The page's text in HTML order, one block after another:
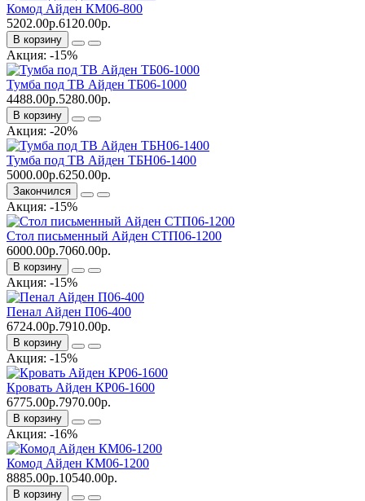
Комод Айден КМ06-800
5202.00р.6120.00р.
В корзину
Акция: -15%
Тумба под ТВ Айден ТБ06-1000
4488.00р.5280.00р.
В корзину
Акция: -20%
Тумба под ТВ Айден ТБН06-1400
5000.00р.6250.00р.
Закончился
Акция: -15%
Стол письменный Айден СТП06-1200
6000.00р.7060.00р.
В корзину
Акция: -15%
Пенал Айден П06-400
6724.00р.7910.00р.
В корзину
Акция: -15%
Кровать Айден КР06-1600
6775.00р.7970.00р.
В корзину
Акция: -16%
Комод Айден КМ06-1200
8885.00р.10540.00р.
В корзину